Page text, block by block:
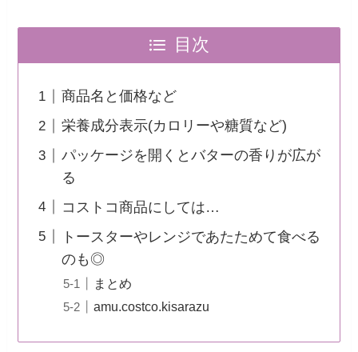
目次
商品名と価格など
栄養成分表示(カロリーや糖質など)
パッケージを開くとバターの香りが広が
る
コストコ商品にしては…
トースターやレンジであたためて食べる
のも◎
まとめ
amu.costco.kisarazu